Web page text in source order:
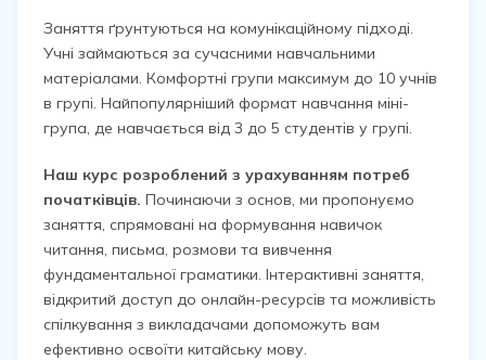
Заняття ґрунтуються на комунікаційному підході.
Учні займаються за сучасними навчальними
матеріалами. Комфортні групи максимум до 10 учнів
в групі. Найпопулярніший формат навчання міні-
група, де навчається від 3 до 5 студентів у групі.
Наш курс розроблений з урахуванням потреб
початківців. Починаючи з основ, ми пропонуємо
заняття, спрямовані на формування навичок
читання, письма, розмови та вивчення
фундаментальної граматики. Інтерактивні заняття,
відкритий доступ до онлайн-ресурсів та можливість
спілкування з викладачами допоможуть вам
ефективно освоїти китайську мову.